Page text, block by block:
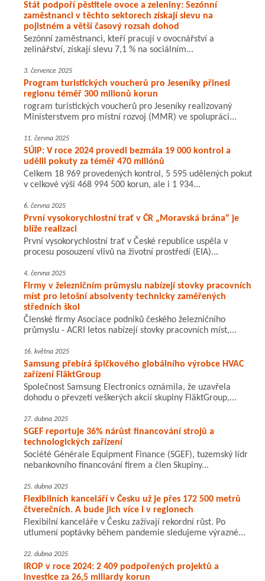
Stát podpoří pěstitele ovoce a zeleniny: Sezónní
zaměstnanci v těchto sektorech získají slevu na
pojistném a větší časový rozsah dohod
Sezónní zaměstnanci, kteří pracují v ovocnářství a
zelinářství, získají slevu 7,1 % na sociálním...
3. července 2025
Program turistických voucherů pro Jeseníky přinesl
regionu téměř 300 milionů korun
rogram turistických voucherů pro Jeseníky realizovaný
Ministerstvem pro místní rozvoj (MMR) ve spolupráci...
11. června 2025
SÚIP: V roce 2024 provedl bezmála 19 000 kontrol a
udělil pokuty za téměř 470 miliónů
Celkem 18 969 provedených kontrol, 5 595 udělených pokut
v celkové výši 468 994 500 korun, ale i 1 934...
6. června 2025
První vysokorychlostní trať v ČR „Moravská brána“ je
blíže realizaci
První vysokorychlostní trať v České republice uspěla v
procesu posouzení vlivů na životní prostředí (EIA)...
4. června 2025
Firmy v železničním průmyslu nabízejí stovky pracovních
míst pro letošní absolventy technicky zaměřených
středních škol
Členské firmy Asociace podniků českého železničního
průmyslu - ACRI letos nabízejí stovky pracovních míst,...
16. května 2025
Samsung přebírá špičkového globálního výrobce HVAC
zařízení FläktGroup
Společnost Samsung Electronics oznámila, že uzavřela
dohodu o převzetí veškerých akcií skupiny FläktGroup,...
27. dubna 2025
SGEF reportuje 36% nárůst financování strojů a
technologických zařízení
Société Générale Equipment Finance (SGEF), tuzemský lídr
nebankovního financování firem a člen Skupiny...
25. dubna 2025
Flexibilních kanceláří v Česku už je přes 172 500 metrů
čtverečních. A bude jich více i v regionech
Flexibilní kanceláře v Česku zažívají rekordní růst. Po
utlumení poptávky během pandemie sledujeme výrazné...
22. dubna 2025
IROP v roce 2024: 2 409 podpořených projektů a
investice za 26,5 miliardy korun